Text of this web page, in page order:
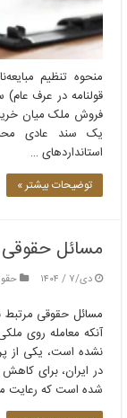
منحوه تنظیم
قولنامه در عرف
فروش ملک میان
یک سند عادی
استانداردهای …
توضیحات بیشتر »
مسائل
دی/۷ / ۱۴۰۴
مسائل حقوقی
آنکه معامله روی
نشده است، یکی از
در ایران، برای
شده است که رعایت